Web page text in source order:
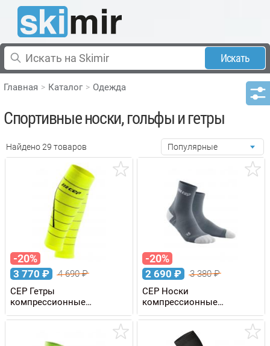
Искать
Главная Каталог Одежда
Спортивные носки, гольфы и гетры
Найдено 29 товаров Популярные
-20%
3 770 ₽ 4 690₽
CEP Гетры
компрессионные
REFLECTIVE W женские
-20%
2 690 ₽ 3 380₽
CEP Носки
компрессионные
ULTRALIGHT мужские